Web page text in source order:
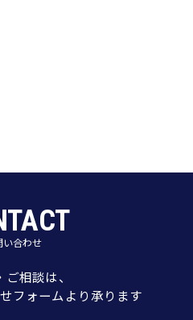
い合わせ
相談は、
フォームより承ります